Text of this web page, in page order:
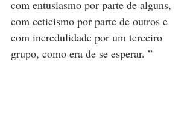
com entusiasmo por parte de alguns,
com ceticismo por parte de outros e
com incredulidade por um terceiro
grupo, como era de se esperar. ”